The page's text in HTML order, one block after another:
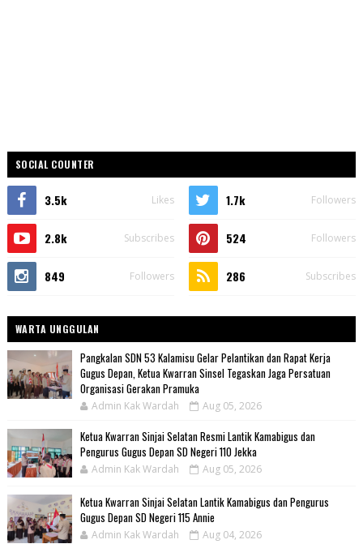
SOCIAL COUNTER
3.5k Likes 1.7k Followers
2.8k Subscribes 524 Followers
849 Followers 286 Subscribes
WARTA UNGGULAN
Pangkalan SDN 53 Kalamisu Gelar Pelantikan dan Rapat Kerja
Gugus Depan, Ketua Kwarran Sinsel Tegaskan Jaga Persatuan
Organisasi Gerakan Pramuka
Admin Kak Wardah Aug 05, 2026
Ketua Kwarran Sinjai Selatan Resmi Lantik Kamabigus dan
Pengurus Gugus Depan SD Negeri 110 Jekka
Admin Kak Wardah Aug 05, 2026
Ketua Kwarran Sinjai Selatan Lantik Kamabigus dan Pengurus
Gugus Depan SD Negeri 115 Annie
Admin Kak Wardah Aug 04, 2026